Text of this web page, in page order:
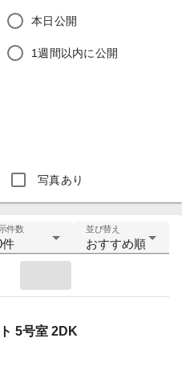
本日公開
1週間以内に公開
写真あり
件数
件
並び替え
おすすめ順
5号室 2DK